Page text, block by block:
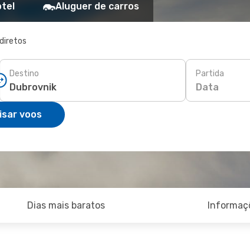
Aluguer de carros
Destino Partida
Data
voos
Dias mais baratos